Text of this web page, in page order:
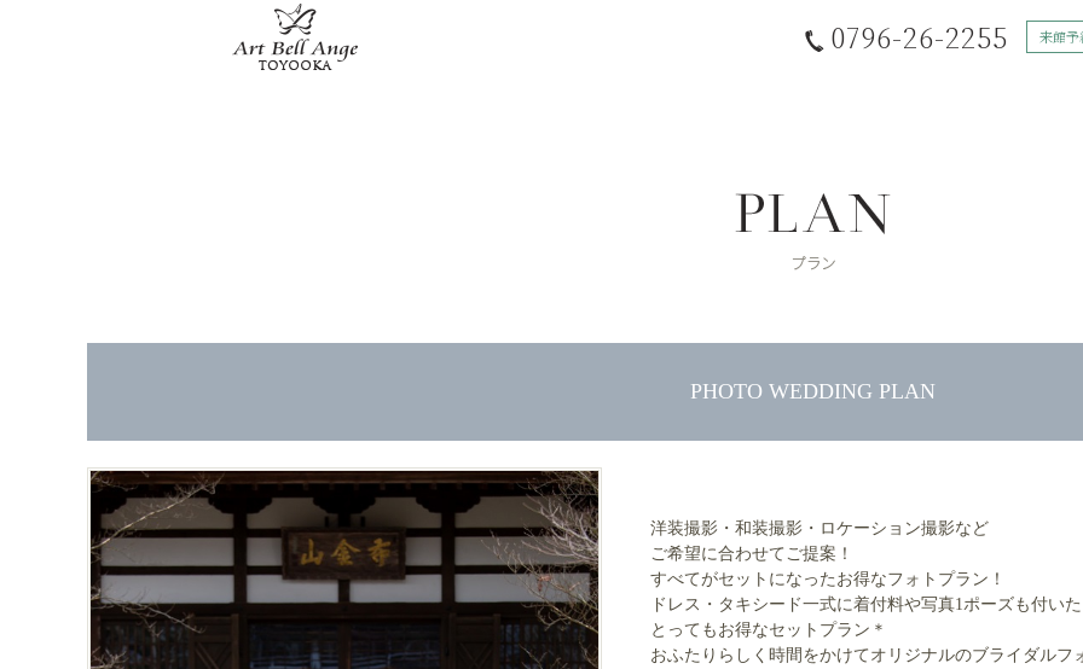
0796-26-2255 来館予
PHOTO WEDDING PLAN
洋装撮影・和装撮影・ロケーション撮影など
ご希望に合わせてご提案！
すべてがセットになったお得なフォトプラン！
ドレス・タキシード一式に着付料や写真1ポーズも付いた
とってもお得なセットプラン＊
おふたりらしく時間をかけてオリジナルのブライダルフ